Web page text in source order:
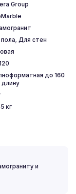
Group
Для стен
до 160
длину
кг
и